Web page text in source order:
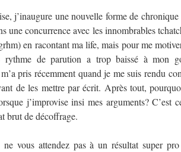
j’inaugure une nouvelle forme de
une concurrence avec les innombrables
en racontant ma life, mais pour me
de parution a trop baissé à mon
pris récemment quand je me suis rendu
de les mettre par écrit. Après tout,
j’improvise insi mes arguments?
brut de décoffrage.
ne vous attendez pas à un résultat super